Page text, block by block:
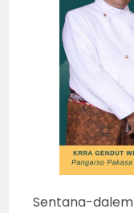
Sentana-